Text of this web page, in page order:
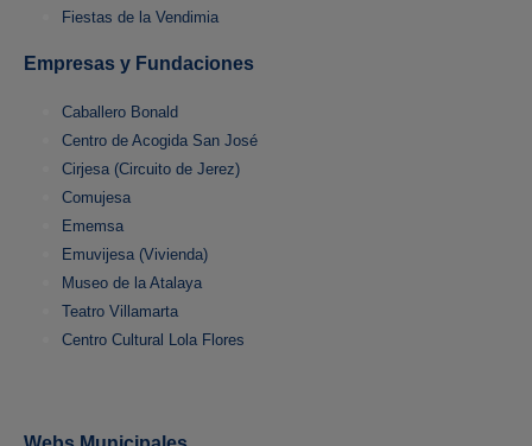
Fiestas de la Vendimia
Empresas y Fundaciones
Caballero Bonald
Centro de Acogida San José
Cirjesa (Circuito de Jerez)
Comujesa
Ememsa
Emuvijesa (Vivienda)
Museo de la Atalaya
Teatro Villamarta
Centro Cultural Lola Flores